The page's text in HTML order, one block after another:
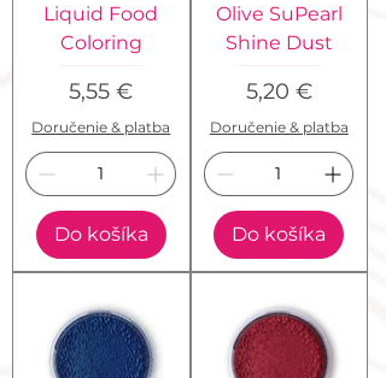
Liquid Food
Coloring
Cena
5,55 €
Doručenie & platba
Do košíka
Olive SuPearl
Shine Dust
Cena
5,20 €
Doručenie & platba
Do košíka